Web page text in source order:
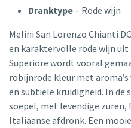
Dranktype– Rode wijn
Melini San Lorenzo Chianti
en karaktervolle rode wijn uit
Superiore wordt vooral
robijnrode kleur met
en subtiele kruidigheid. In de
soepel, met levendige zuren,
Italiaanse afdronk. Een